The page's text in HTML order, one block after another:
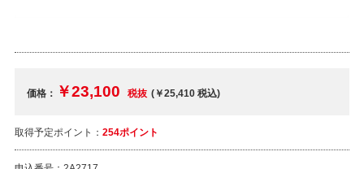
価格： ￥23,100 税抜 (￥25,410税込)
取得予定ポイント： 254ポイント